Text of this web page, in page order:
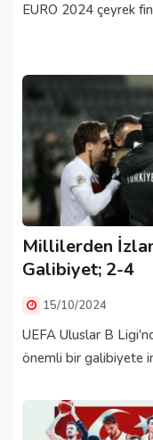
EURO 2024 çeyrek
Millilerden
Galibiyet; 2-4
15/10/2024
UEFA Uluslar B
önemli bir galibiyete